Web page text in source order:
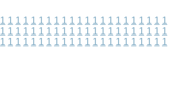
1 1 1 1 1 1 1 1 1 1 1 1 1 1 1 1 1 1 1 1 1 1
1 1 1 1 1 1 1 1 1 1 1 1 1 1 1 1 1 1 1 1 1 1
1 1 1 1 1 1 1 1 1 1 1 1 1 1 1 1 1 1 1 1 1 1